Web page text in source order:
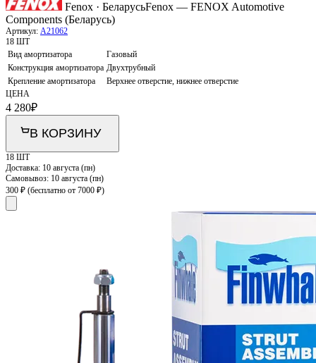
Fenox · БеларусьFenox — FENOX Automotive
Components (Беларусь)
Артикул: A21062
18 ШТ
Вид амортизатора
Газовый
Конструкция амортизатора Двухтрубный
Крепление амортизатора
Верхнее отверстие, нижнее отверстие
ЦЕНА
4 280₽
В КОРЗИНУ
18 ШТ
Доставка: 10 августа (пн)
Самовывоз: 10 августа (пн)
300 ₽ (бесплатно от 7000 ₽)